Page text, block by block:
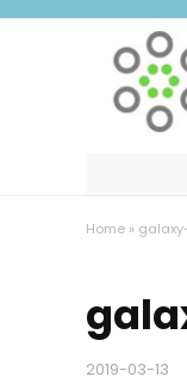
Home »
2019-03-13